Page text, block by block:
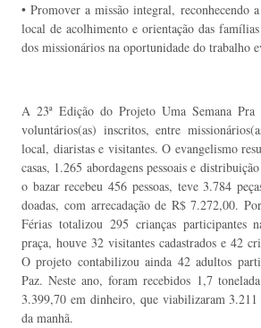
• Promover a missão integral, reconhecendo
local de acolhimento e orientação das
dos missionários na oportunidade do trabalho
A 23ª Edição do Projeto Uma Semana Pra
voluntários(as) inscritos, entre
local, diaristas e visitantes. O evangelismo
casas, 1.265 abordagens pessoais e
o bazar recebeu 456 pessoas, teve 3.784
doadas, com arrecadação de R$ 7.272,00.
Férias totalizou 295 crianças participantes
praça, houve 32 visitantes cadastrados e 42
O projeto contabilizou ainda 42 adultos
Paz. Neste ano, foram recebidos 1,7
3.399,70 em dinheiro, que viabilizaram 3.211
da manhã.